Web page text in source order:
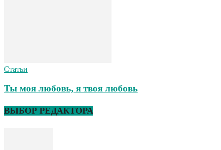
Статьи
Ты моя любовь, я твоя любовь
ВЫБОР РЕДАКТОРА